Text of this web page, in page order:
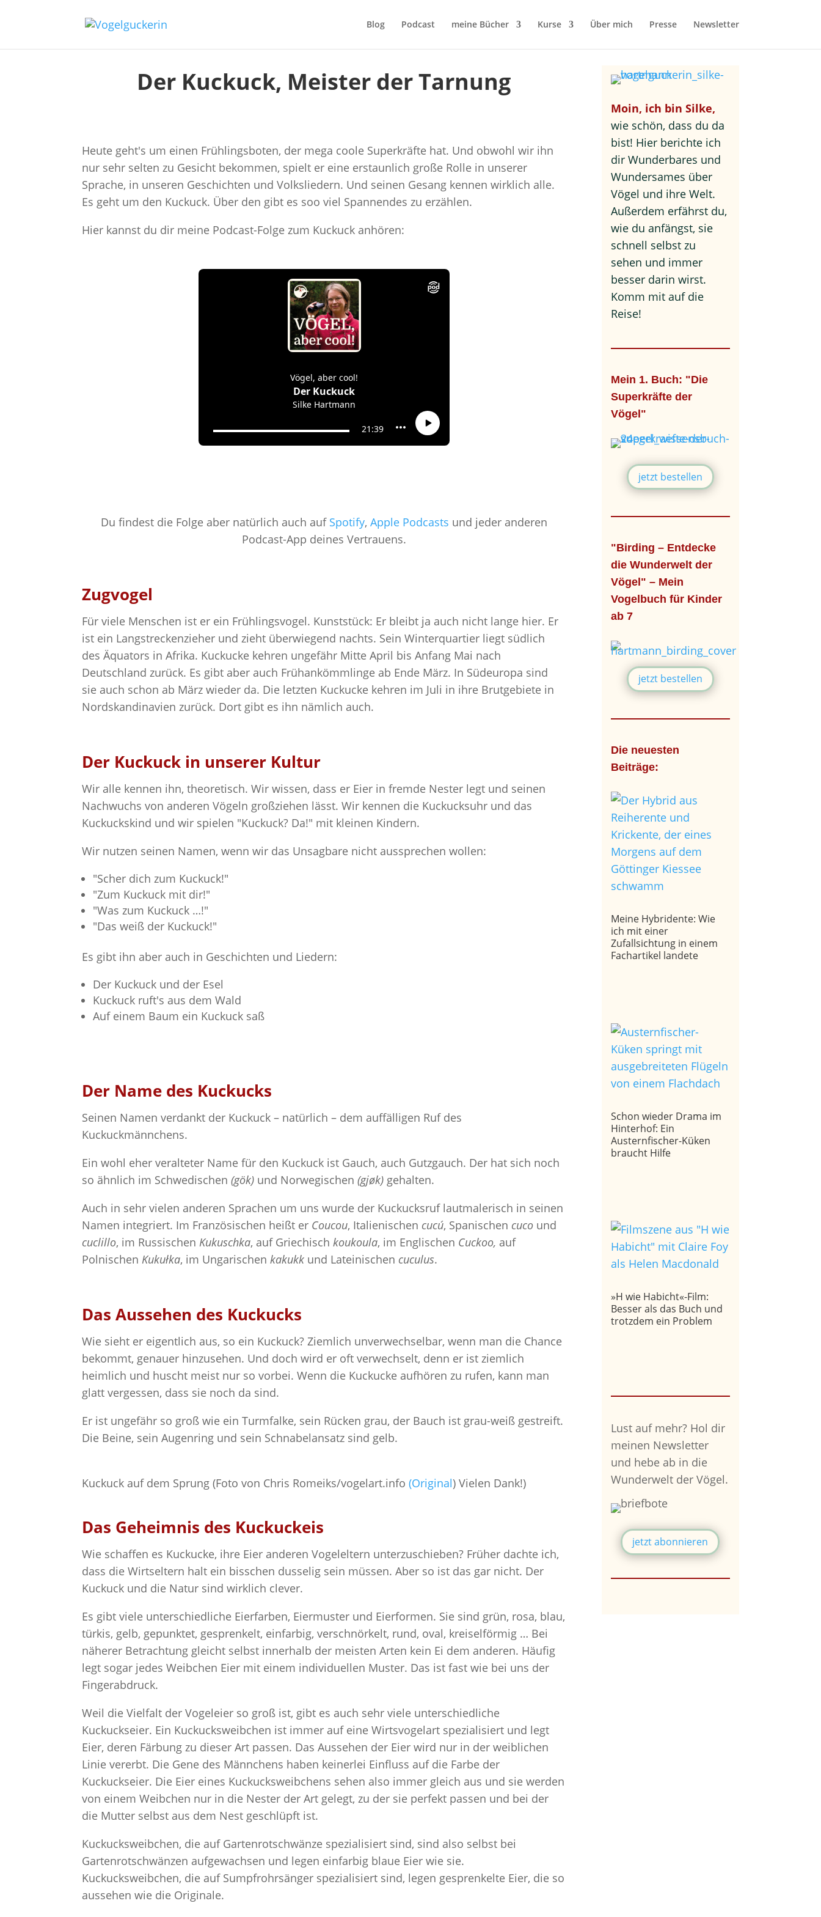
Blog Podcast meine Bücher Kurse Über mich Presse Newsletter
Der Kuckuck, Meister der Tarnung
Heute geht's um einen Frühlingsboten, der mega coole Superkräfte hat. Und obwohl wir ihn
nur sehr selten zu Gesicht bekommen, spielt er eine erstaunlich große Rolle in unserer
Sprache, in unseren Geschichten und Volksliedern. Und seinen Gesang kennen wirklich alle.
Es geht um den Kuckuck. Über den gibt es soo viel Spannendes zu erzählen.
Hier kannst du dir meine Podcast-Folge zum Kuckuck anhören:
Du findest die Folge aber natürlich auch auf Spotify, Apple Podcasts und jeder anderen
Podcast-App deines Vertrauens.
Zugvogel
Für viele Menschen ist er ein Frühlingsvogel. Kunststück: Er bleibt ja auch nicht lange hier. Er
ist ein Langstreckenzieher und zieht überwiegend nachts. Sein Winterquartier liegt südlich
des Äquators in Afrika. Kuckucke kehren ungefähr Mitte April bis Anfang Mai nach
Deutschland zurück. Es gibt aber auch Frühankömmlinge ab Ende März. In Südeuropa sind
sie auch schon ab März wieder da. Die letzten Kuckucke kehren im Juli in ihre Brutgebiete in
Nordskandinavien zurück. Dort gibt es ihn nämlich auch.
Der Kuckuck in unserer Kultur
Wir alle kennen ihn, theoretisch. Wir wissen, dass er Eier in fremde Nester legt und seinen
Nachwuchs von anderen Vögeln großziehen lässt. Wir kennen die Kuckucksuhr und das
Kuckuckskind und wir spielen "Kuckuck? Da!" mit kleinen Kindern.
Wir nutzen seinen Namen, wenn wir das Unsagbare nicht aussprechen wollen:
"Scher dich zum Kuckuck!"
"Zum Kuckuck mit dir!"
"Was zum Kuckuck …!"
"Das weiß der Kuckuck!"
Es gibt ihn aber auch in Geschichten und Liedern:
Der Kuckuck und der Esel
Kuckuck ruft's aus dem Wald
Auf einem Baum ein Kuckuck saß
Der Name des Kuckucks
Seinen Namen verdankt der Kuckuck – natürlich – dem auffälligen Ruf des
Kuckuckmännchens.
Ein wohl eher veralteter Name für den Kuckuck ist Gauch, auch Gutzgauch. Der hat sich noch
so ähnlich im Schwedischen(gök) und Norwegischen(gjøk) gehalten.
Auch in sehr vielen anderen Sprachen um uns wurde der Kuckucksruf lautmalerisch in seinen
Namen integriert. Im Französischen heißt er Coucou, Italienischen cucú, Spanischen cuco und
cuclillo, im Russischen Kukuschka, auf Griechischkoukoula, im Englischen Cuckoo, auf
Polnischen Kukułka, im Ungarischenkakukk und Lateinischen cuculus.
Das Aussehen des Kuckucks
Wie sieht er eigentlich aus, so ein Kuckuck? Ziemlich unverwechselbar, wenn man die Chance
bekommt, genauer hinzusehen. Und doch wird er oft verwechselt, denn er ist ziemlich
heimlich und huscht meist nur so vorbei. Wenn die Kuckucke aufhören zu rufen, kann man
glatt vergessen, dass sie noch da sind.
Er ist ungefähr so groß wie ein Turmfalke, sein Rücken grau, der Bauch ist grau-weiß gestreift.
Die Beine, sein Augenring und sein Schnabelansatz sind gelb.
Kuckuck auf dem Sprung (Foto von Chris Romeiks/vogelart.info(Original) Vielen Dank!)
Das Geheimnis des Kuckuckeis
Wie schaffen es Kuckucke, ihre Eier anderen Vogeleltern unterzuschieben? Früher dachte ich,
dass die Wirtseltern halt ein bisschen dusselig sein müssen. Aber so ist das gar nicht. Der
Kuckuck und die Natur sind wirklich clever.
Es gibt viele unterschiedliche Eierfarben, Eiermuster und Eierformen. Sie sind grün, rosa, blau,
türkis, gelb, gepunktet, gesprenkelt, einfarbig, verschnörkelt, rund, oval, kreiselförmig … Bei
näherer Betrachtung gleicht selbst innerhalb der meisten Arten kein Ei dem anderen. Häufig
legt sogar jedes Weibchen Eier mit einem individuellen Muster. Das ist fast wie bei uns der
Fingerabdruck.
Weil die Vielfalt der Vogeleier so groß ist, gibt es auch sehr viele unterschiedliche
Kuckuckseier. Ein Kuckucksweibchen ist immer auf eine Wirtsvogelart spezialisiert und legt
Eier, deren Färbung zu dieser Art passen. Das Aussehen der Eier wird nur in der weiblichen
Linie vererbt. Die Gene des Männchens haben keinerlei Einfluss auf die Farbe der
Kuckuckseier. Die Eier eines Kuckucksweibchens sehen also immer gleich aus und sie werden
von einem Weibchen nur in die Nester der Art gelegt, zu der sie perfekt passen und bei der
die Mutter selbst aus dem Nest geschlüpft ist.
Kuckucksweibchen, die auf Gartenrotschwänze spezialisiert sind, sind also selbst bei
Gartenrotschwänzen aufgewachsen und legen einfarbig blaue Eier wie sie.
Kuckucksweibchen, die auf Sumpfrohrsänger spezialisiert sind, legen gesprenkelte Eier, die so
aussehen wie die Originale.
Moin, ich bin Silke,
wie schön, dass du da
bist! Hier berichte ich
dir Wunderbares und
Wundersames über
Vögel und ihre Welt.
Außerdem erfährst du,
wie du anfängst, sie
schnell selbst zu
sehen und immer
besser darin wirst.
Komm mit auf die
Reise!
Mein 1. Buch: "Die
Superkräfte der
Vögel"
jetzt bestellen
"Birding – Entdecke
die Wunderwelt der
Vögel" – Mein
Vogelbuch für Kinder
ab 7
jetzt bestellen
Die neuesten
Beiträge:
Meine Hybridente: Wie
ich mit einer
Zufallsichtung in einem
Fachartikel landete
Schon wieder Drama im
Hinterhof: Ein
Austernfischer-Küken
braucht Hilfe
»H wie Habicht«-Film:
Besser als das Buch und
trotzdem ein Problem
Lust auf mehr? Hol dir
meinen Newsletter
und hebe ab in die
Wunderwelt der Vögel.
jetzt abonnieren